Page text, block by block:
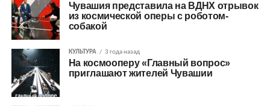
Чувашия представила на ВДНХ отрывок
из космической оперы с роботом-
собакой
КУЛЬТУРА 3 года назад
На космооперу «Главный вопрос»
приглашают жителей Чувашии